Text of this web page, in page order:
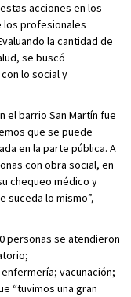
acciones en los
los profesionales
la cantidad de
se buscó
lo social y
el barrio San Martín fue
que se puede
en la parte pública. A
con obra social, en
chequeo médico y
suceda lo mismo”,
personas se atendieron
vacunación;
“tuvimos una gran